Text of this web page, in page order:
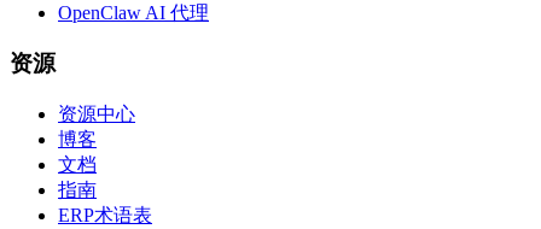
OpenClaw AI 代理
资源
资源中心
博客
文档
指南
ERP术语表